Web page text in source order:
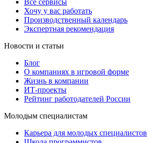
Все сервисы
Хочу у вас работать
Производственный календарь
Экспертная рекомендация
Новости и статьи
Блог
О компаниях в игровой форме
Жизнь в компании
ИТ-проекты
Рейтинг работодателей России
Молодым специалистам
Карьера для молодых специалистов